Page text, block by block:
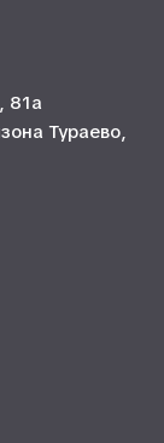
81а
Тураево,